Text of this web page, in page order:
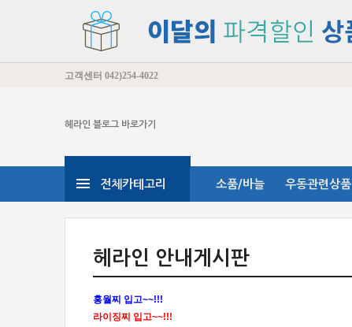
고객센터 042)254-4022
헤라인 블로그 바로가기
전체카테고리 소품/바늘 우동관련상품
헤라인 안내게시판
홍월찌 입고~~!!!
라이징찌 입고~~!!!